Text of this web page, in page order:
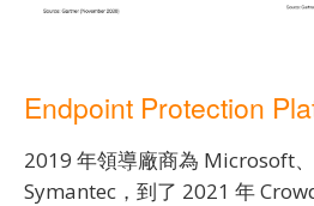
Endpoint Protection
2019 年領導廠商為 Microsoft
Symantec，到了 2021 年